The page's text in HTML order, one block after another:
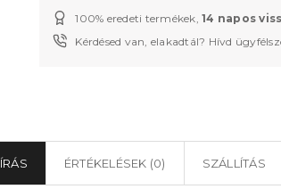
100% eredeti termékek,14 napos
Kérdésed van, elakadtál? Hívd
ÉRTÉKELÉSEK (0) SZÁLLÍTÁS